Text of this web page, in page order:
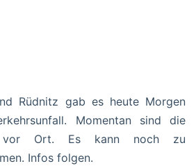
Rüdnitz gab es heute Morgen
Momentan sind die
vor Ort. Es kann noch zu
Infos folgen.